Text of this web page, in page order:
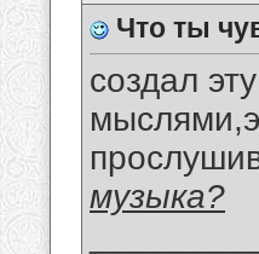
Что ты
создал
музыка?